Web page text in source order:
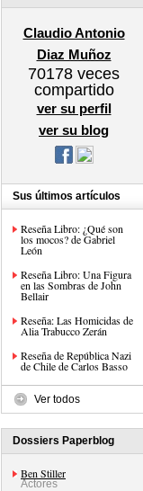
Claudio Antonio
Diaz Muñoz
70178 veces
compartido
ver su perfil
ver su blog
Sus últimos artículos
Reseña Libro: ¿Qué son
los mocos? de Gabriel
León
Reseña Libro: Una Figura
en las Sombras de John
Bellair
Reseña: Las Homicidas de
Alia Trabucco Zerán
Reseña de República Nazi
de Chile de Carlos Basso
Ver todos
Dossiers Paperblog
Ben Stiller
Actores